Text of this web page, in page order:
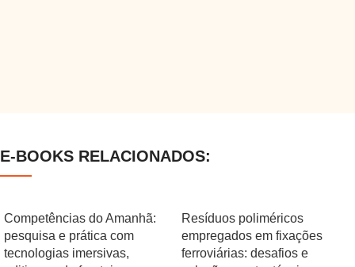
E-BOOKS RELACIONADOS:
Competências do Amanhã:
pesquisa e prática com
tecnologias imersivas,
Resíduos poliméricos
empregados em fixações
ferroviárias: desafios e